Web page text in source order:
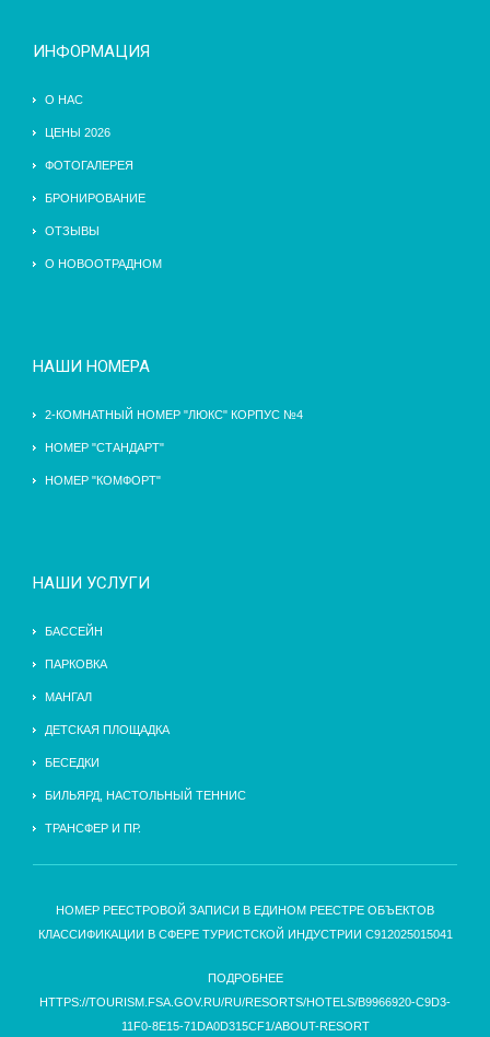
ИНФОРМАЦИЯ
О НАС
ЦЕНЫ 2026
ФОТОГАЛЕРЕЯ
БРОНИРОВАНИЕ
ОТЗЫВЫ
О НОВООТРАДНОМ
НАШИ НОМЕРА
2-КОМНАТНЫЙ НОМЕР "ЛЮКС" КОРПУС №4
НОМЕР "СТАНДАРТ"
НОМЕР "КОМФОРТ"
НАШИ УСЛУГИ
БАССЕЙН
ПАРКОВКА
МАНГАЛ
ДЕТСКАЯ ПЛОЩАДКА
БЕСЕДКИ
БИЛЬЯРД, НАСТОЛЬНЫЙ ТЕННИС
ТРАНСФЕР И ПР.
НОМЕР РЕЕСТРОВОЙ ЗАПИСИ В ЕДИНОМ РЕЕСТРЕ ОБЪЕКТОВ
КЛАССИФИКАЦИИ В СФЕРЕ ТУРИСТСКОЙ ИНДУСТРИИ С912025015041
ПОДРОБНЕЕ
HTTPS://TOURISM.FSA.GOV.RU/RU/RESORTS/HOTELS/B9966920-C9D3-
11F0-8E15-71DA0D315CF1/ABOUT-RESORT